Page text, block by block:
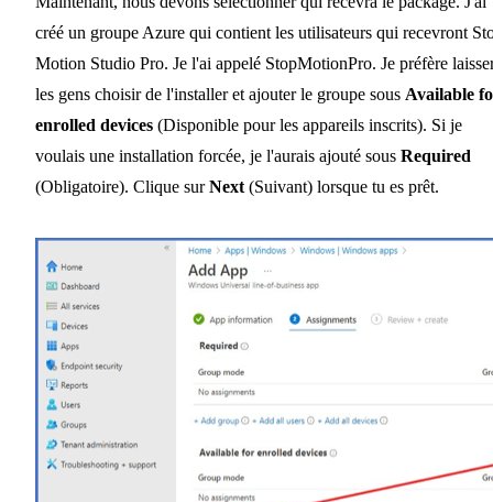
créé un groupe Azure qui contient les utilisateurs qui recevront
Motion Studio Pro. Je l'ai appelé StopMotionPro. Je préfère
les gens choisir de l'installer et ajouter le groupe sous Available
enrolled devices (Disponible pour les appareils inscrits). Si je
voulais une installation forcée, je l'aurais ajouté sous Required
(Obligatoire). Clique surNext (Suivant) lorsque tu es prêt.